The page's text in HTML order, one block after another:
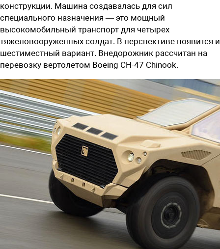
конструкции. Машина создавалась для сил
специального назначения — это мощный
высокомобильный транспорт для четырех
тяжеловооруженных солдат. В перспективе появится и
шестиместный вариант. Внедорожник рассчитан на
перевозку вертолетом Boeing CH-47 Chinook.